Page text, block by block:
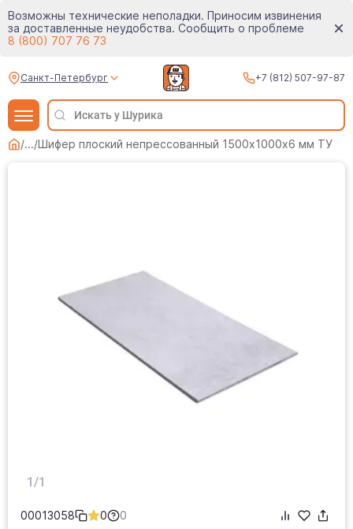
Возможны технические неполадки. Приносим извинения
за доставленные неудобства. Сообщить о проблеме
8 (800) 707 76 73
Санкт-Петербург +7 (812) 507-97-87
/.../Шифер плоский непрессованный 1500х1000х6 мм ТУ
1/1
00013058 0 0